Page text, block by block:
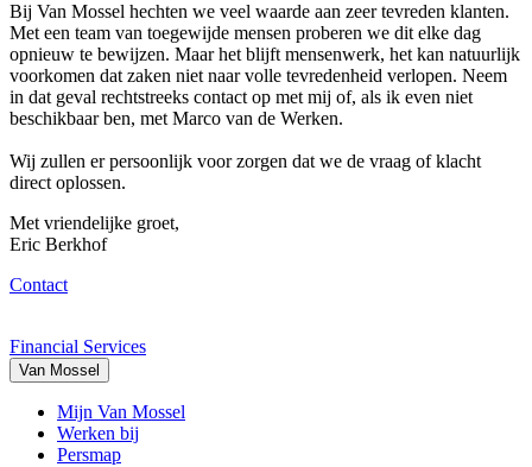
Bij Van Mossel hechten we veel waarde aan zeer tevreden klanten.
Met een team van toegewijde mensen proberen we dit elke dag
opnieuw te bewijzen. Maar het blijft mensenwerk, het kan natuurlijk
voorkomen dat zaken niet naar volle tevredenheid verlopen. Neem
in dat geval rechtstreeks contact op met mij of, als ik even niet
beschikbaar ben, met Marco van de Werken.
Wij zullen er persoonlijk voor zorgen dat we de vraag of klacht
direct oplossen.
Met vriendelijke groet,
Eric Berkhof
Contact
Financial Services
Van Mossel
Mijn Van Mossel
Werken bij
Persmap